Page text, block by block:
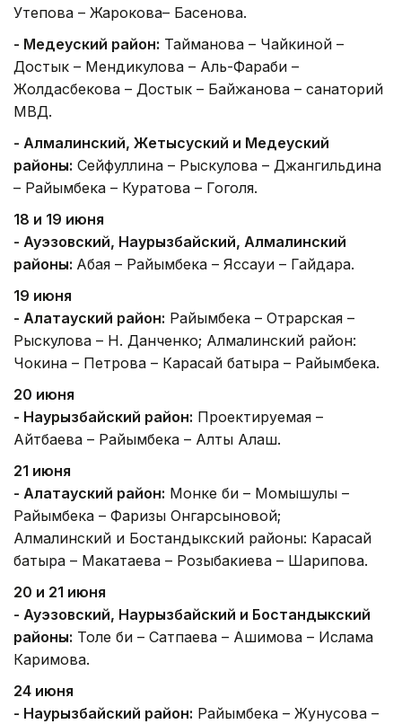
Утепова – Жарокова– Басенова.
- Медеуский район: Тайманова – Чайкиной –
Достык – Мендикулова – Аль-Фараби –
Жолдасбекова – Достык – Байжанова – санаторий
МВД.
- Алмалинский, Жетысуский и Медеуский
районы: Сейфуллина – Рыскулова – Джангильдина
– Райымбека – Куратова – Гоголя.
18 и 19 июня
- Ауэзовский, Наурызбайский, Алмалинский
районы: Абая – Райымбека – Яссауи – Гайдара.
19 июня
- Алатауский район: Райымбека – Отрарская –
Рыскулова – Н. Данченко; Алмалинский район:
Чокина – Петрова – Карасай батыра – Райымбека.
20 июня
- Наурызбайский район: Проектируемая –
Айтбаева – Райымбека – Алты Алаш.
21 июня
- Алатауский район: Монке би – Момышулы –
Райымбека – Фаризы Онгарсыновой;
Алмалинский и Бостандыкский районы: Карасай
батыра – Макатаева – Розыбакиева – Шарипова.
20 и 21 июня
- Ауэзовский, Наурызбайский и Бостандыкский
районы: Толе би – Сатпаева – Ашимова – Ислама
Каримова.
24 июня
- Наурызбайский район: Райымбека – Жунусова –